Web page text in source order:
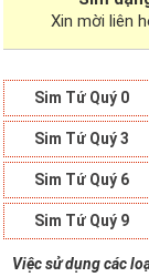
Xin mời liên
Sim Tứ Quý 0
Sim Tứ Quý 3
Sim Tứ Quý 6
Sim Tứ Quý 9
Việc sử dụng các